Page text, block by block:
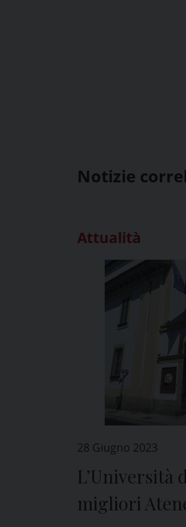
Notizie
Attualità
28 Giugno 2023
L’Università
migliori